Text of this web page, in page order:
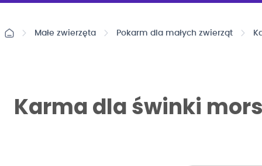
Małe zwierzęta Pokarm dla małych zwierząt
Karma dla świnki